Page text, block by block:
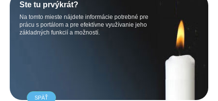
Ste tu prvýkrát?
Na tomto mieste nájdete informácie potrebné pre
prácu s portálom a pre efektívne využívanie jeho
základných funkcií a možností.
SPÄŤ